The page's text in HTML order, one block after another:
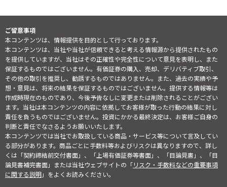
ご留意事項
本コンテンツは、情報提供を目的として行っております。
本コンテンツは、当社や当社が信頼できると考える情報源から提供されたもの
を提供していますが、当社はその正確性や完全性について意見を表明し、また
保証するものではございません。有価証券の購入、売却、デリバティブ取引、
その他の取引を推奨し、勧誘するものではありません。また、過去の実績や予
想・意見は、将来の結果を保証するものではございません。提供する情報等は
作成時現在のものであり、今後予告なしに変更または削除されることがござい
ます。当社は本コンテンツの内容に依拠してお客様が取った行動の結果に対し
責任を負うものではございません。投資にかかる最終決定は、お客様ご自身の
判断と責任でなさるようお願いいたします。
本コンテンツでは当社でお取扱している商品・サービス等について言及してい
る部分があります。商品ごとに手数料等およびリスクは異なりますので、詳し
くは「契約締結前交付書面」、「上場有価証券等書面」、「目論見書」、「目
論見書補完書面」または当社ウェブサイトの「リスク・手数料などの重要事項
に関する説明」をよくお読みください。